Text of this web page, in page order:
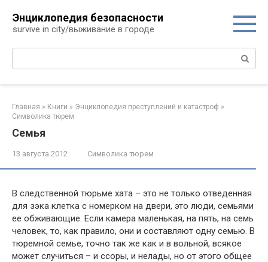
контенту
Энциклопедия безопасности
survive in city/выживание в городе
Поиск:
Главная » Книги » Энциклопедия преступлений и катастроф »
Символика тюрем
Семья
13 августа 2012 Символика тюрем
В следственной тюрьме хата – это не только отведенная
для зэка клетка с номерком на двери, это люди, семьями
ее обживающие. Если камера маленькая, на пять, на семь
человек, то, как правило, они и составляют одну семью. В
тюремной семье, точно так же как и в вольной, всякое
может случиться – и ссоры, и нелады, но от этого общее